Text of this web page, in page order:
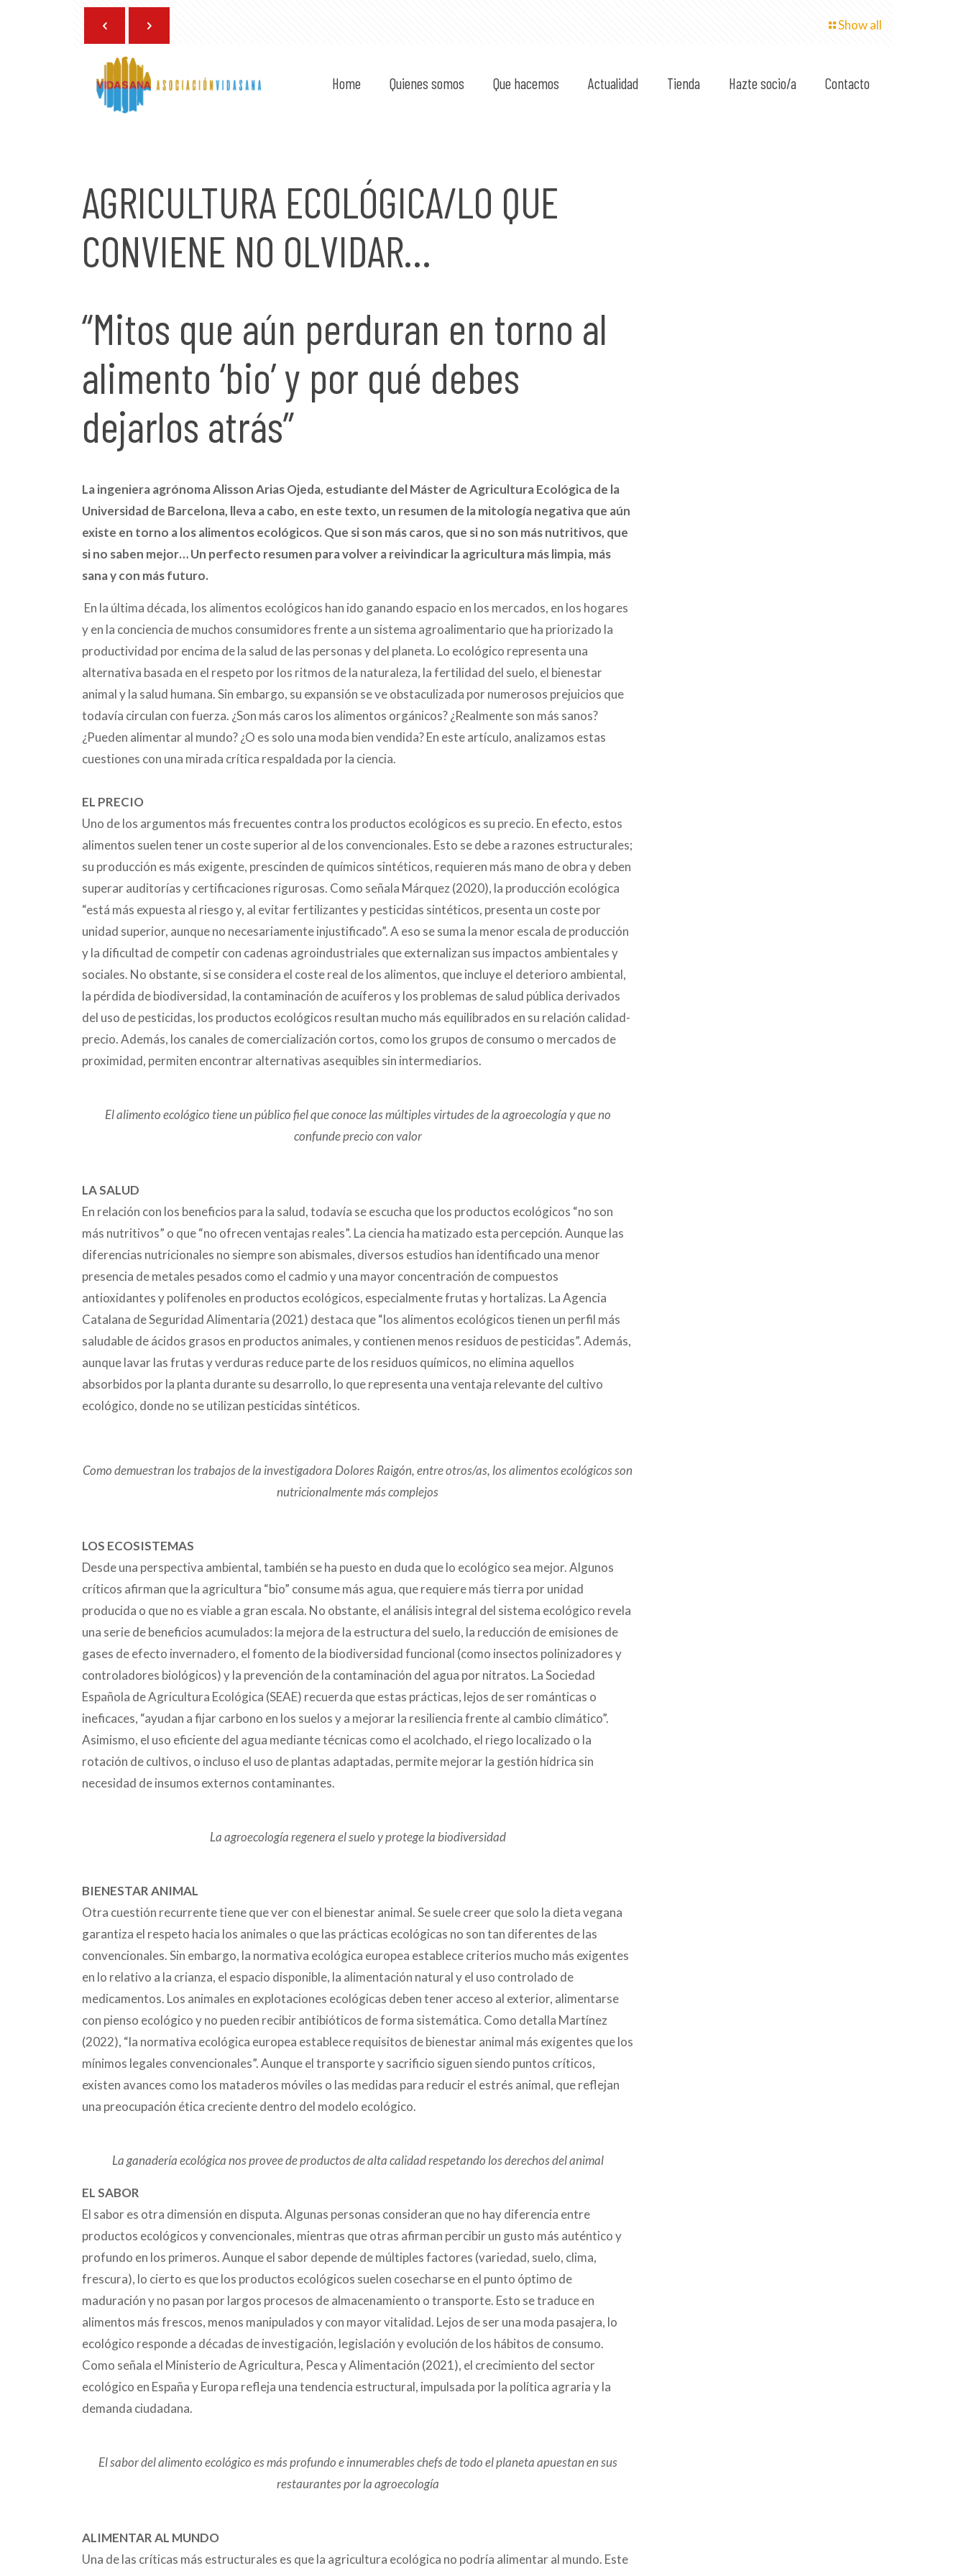
Home Quienes somos Que hacemos Actualidad Tienda Hazte socio/a Contacto
Show all
13 de junio de 2025
AGRICULTURA ECOLÓGICA/LO QUE
CONVIENE NO OLVIDAR…
“Mitos que aún perduran en torno al
alimento ‘bio’ y por qué debes
dejarlos atrás”
La ingeniera agrónoma Alisson Arias Ojeda, estudiante del Máster de Agricultura Ecológica de la
Universidad de Barcelona, lleva a cabo, en este texto, un resumen de la mitología negativa que aún
existe en torno a los alimentos ecológicos. Que si son más caros, que si no son más nutritivos, que
si no saben mejor… Un perfecto resumen para volver a reivindicar la agricultura más limpia, más
sana y con más futuro.
En la última década, los alimentos ecológicos han ido ganando espacio en los mercados, en los hogares
y en la conciencia de muchos consumidores frente a un sistema agroalimentario que ha priorizado la
productividad por encima de la salud de las personas y del planeta. Lo ecológico representa una
alternativa basada en el respeto por los ritmos de la naturaleza, la fertilidad del suelo, el bienestar
animal y la salud humana. Sin embargo, su expansión se ve obstaculizada por numerosos prejuicios que
todavía circulan con fuerza. ¿Son más caros los alimentos orgánicos? ¿Realmente son más sanos?
¿Pueden alimentar al mundo? ¿O es solo una moda bien vendida? En este artículo, analizamos estas
cuestiones con una mirada crítica respaldada por la ciencia.
EL PRECIO
Uno de los argumentos más frecuentes contra los productos ecológicos es su precio. En efecto, estos
alimentos suelen tener un coste superior al de los convencionales. Esto se debe a razones estructurales;
su producción es más exigente, prescinden de químicos sintéticos, requieren más mano de obra y deben
superar auditorías y certificaciones rigurosas. Como señala Márquez (2020), la producción ecológica
“está más expuesta al riesgo y, al evitar fertilizantes y pesticidas sintéticos, presenta un coste por
unidad superior, aunque no necesariamente injustificado”. A eso se suma la menor escala de producción
y la dificultad de competir con cadenas agroindustriales que externalizan sus impactos ambientales y
sociales. No obstante, si se considera el coste real de los alimentos, que incluye el deterioro ambiental,
la pérdida de biodiversidad, la contaminación de acuíferos y los problemas de salud pública derivados
del uso de pesticidas, los productos ecológicos resultan mucho más equilibrados en su relación calidad-
precio. Además, los canales de comercialización cortos, como los grupos de consumo o mercados de
proximidad, permiten encontrar alternativas asequibles sin intermediarios.
El alimento ecológico tiene un público fiel que conoce las múltiples virtudes de la agroecología y que no
confunde precio con valor
LA SALUD
En relación con los beneficios para la salud, todavía se escucha que los productos ecológicos “no son
más nutritivos” o que “no ofrecen ventajas reales”. La ciencia ha matizado esta percepción. Aunque las
diferencias nutricionales no siempre son abismales, diversos estudios han identificado una menor
presencia de metales pesados como el cadmio y una mayor concentración de compuestos
antioxidantes y polifenoles en productos ecológicos, especialmente frutas y hortalizas. La Agencia
Catalana de Seguridad Alimentaria (2021) destaca que “los alimentos ecológicos tienen un perfil más
saludable de ácidos grasos en productos animales, y contienen menos residuos de pesticidas”. Además,
aunque lavar las frutas y verduras reduce parte de los residuos químicos, no elimina aquellos
absorbidos por la planta durante su desarrollo, lo que representa una ventaja relevante del cultivo
ecológico, donde no se utilizan pesticidas sintéticos.
Como demuestran los trabajos de la investigadora Dolores Raigón, entre otros/as, los alimentos ecológicos son
nutricionalmente más complejos
LOS ECOSISTEMAS
Desde una perspectiva ambiental, también se ha puesto en duda que lo ecológico sea mejor. Algunos
críticos afirman que la agricultura “bio” consume más agua, que requiere más tierra por unidad
producida o que no es viable a gran escala. No obstante, el análisis integral del sistema ecológico revela
una serie de beneficios acumulados: la mejora de la estructura del suelo, la reducción de emisiones de
gases de efecto invernadero, el fomento de la biodiversidad funcional (como insectos polinizadores y
controladores biológicos) y la prevención de la contaminación del agua por nitratos. La Sociedad
Española de Agricultura Ecológica (SEAE) recuerda que estas prácticas, lejos de ser románticas o
ineficaces, “ayudan a fijar carbono en los suelos y a mejorar la resiliencia frente al cambio climático”.
Asimismo, el uso eficiente del agua mediante técnicas como el acolchado, el riego localizado o la
rotación de cultivos, o incluso el uso de plantas adaptadas, permite mejorar la gestión hídrica sin
necesidad de insumos externos contaminantes.
La agroecología regenera el suelo y protege la biodiversidad
BIENESTAR ANIMAL
Otra cuestión recurrente tiene que ver con el bienestar animal. Se suele creer que solo la dieta vegana
garantiza el respeto hacia los animales o que las prácticas ecológicas no son tan diferentes de las
convencionales. Sin embargo, la normativa ecológica europea establece criterios mucho más exigentes
en lo relativo a la crianza, el espacio disponible, la alimentación natural y el uso controlado de
medicamentos. Los animales en explotaciones ecológicas deben tener acceso al exterior, alimentarse
con pienso ecológico y no pueden recibir antibióticos de forma sistemática. Como detalla Martínez
(2022), “la normativa ecológica europea establece requisitos de bienestar animal más exigentes que los
mínimos legales convencionales”. Aunque el transporte y sacrificio siguen siendo puntos críticos,
existen avances como los mataderos móviles o las medidas para reducir el estrés animal, que reflejan
una preocupación ética creciente dentro del modelo ecológico.
La ganadería ecológica nos provee de productos de alta calidad respetando los derechos del animal
EL SABOR
El sabor es otra dimensión en disputa. Algunas personas consideran que no hay diferencia entre
productos ecológicos y convencionales, mientras que otras afirman percibir un gusto más auténtico y
profundo en los primeros. Aunque el sabor depende de múltiples factores (variedad, suelo, clima,
frescura), lo cierto es que los productos ecológicos suelen cosecharse en el punto óptimo de
maduración y no pasan por largos procesos de almacenamiento o transporte. Esto se traduce en
alimentos más frescos, menos manipulados y con mayor vitalidad. Lejos de ser una moda pasajera, lo
ecológico responde a décadas de investigación, legislación y evolución de los hábitos de consumo.
Como señala el Ministerio de Agricultura, Pesca y Alimentación (2021), el crecimiento del sector
ecológico en España y Europa refleja una tendencia estructural, impulsada por la política agraria y la
demanda ciudadana.
El sabor del alimento ecológico es más profundo e innumerables chefs de todo el planeta apuestan en sus
restaurantes por la agroecología
ALIMENTAR AL MUNDO
Una de las críticas más estructurales es que la agricultura ecológica no podría alimentar al mundo. Este